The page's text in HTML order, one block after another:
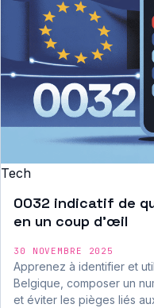
Tech
0032 indicatif de
en un coup d’œil
30 NOVEMBRE 2025
Apprenez à identifier et
Belgique, composer un
et éviter les pièges liés